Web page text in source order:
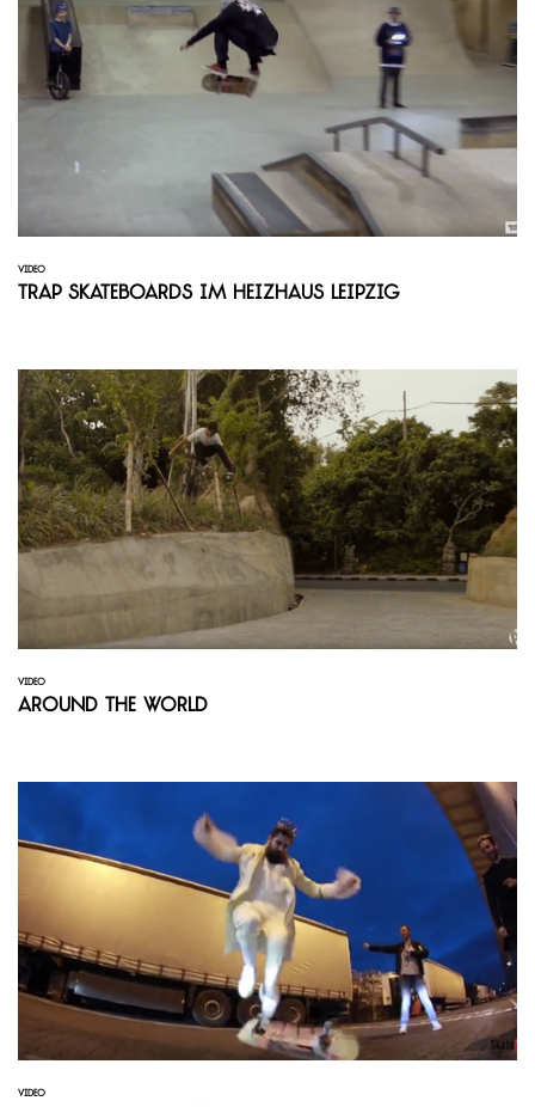
VIDEO
Trap Skateboards im Heizhaus Leipzig
VIDEO
Around the world
VIDEO